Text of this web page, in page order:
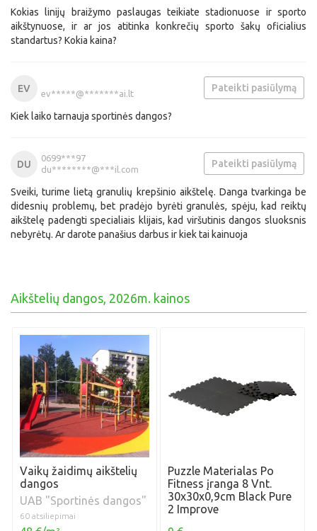
Kokias linijų braižymo paslaugas teikiate stadionuose ir sporto
aikštynuose, ir ar jos atitinka konkrečių sporto šakų oficialius
standartus? Kokia kaina?
EV ev*****@*******ai.lt Pateikti pasiūlymą
Kiek laiko tarnauja sportinės dangos?
DU
0699***97
du********@***il.com
Pateikti pasiūlymą
Sveiki, turime lietą granulių krepšinio aikštelę. Danga tvarkinga be
didesnių problemų, bet pradėjo byrėti granulės, spėju, kad reiktų
aikštelę padengti specialiais klijais, kad viršutinis dangos sluoksnis
nebyrėtų. Ar darote panašius darbus ir kiek tai kainuoja
Aikštelių dangos, 2026m. kainos
Vaikų žaidimų aikštelių
dangos
UAB "Sportinės dangos"
60 atsiliepimai
Puzzle Materialas Po
Fitness įranga 8 Vnt.
30x30x0,9cm Black Pure
2 Improve